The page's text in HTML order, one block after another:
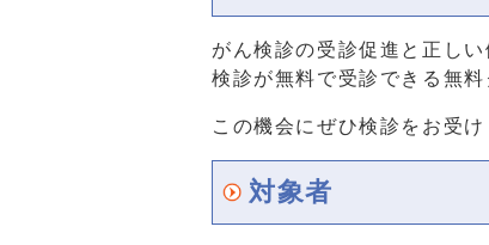
がん検診の受診促進と正し
検診が無料で受診できる無
この機会にぜひ検診をお受け
対象者